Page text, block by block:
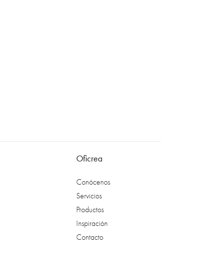
Oficrea
Conócenos
Servicios
Productos
Inspiración
Contacto